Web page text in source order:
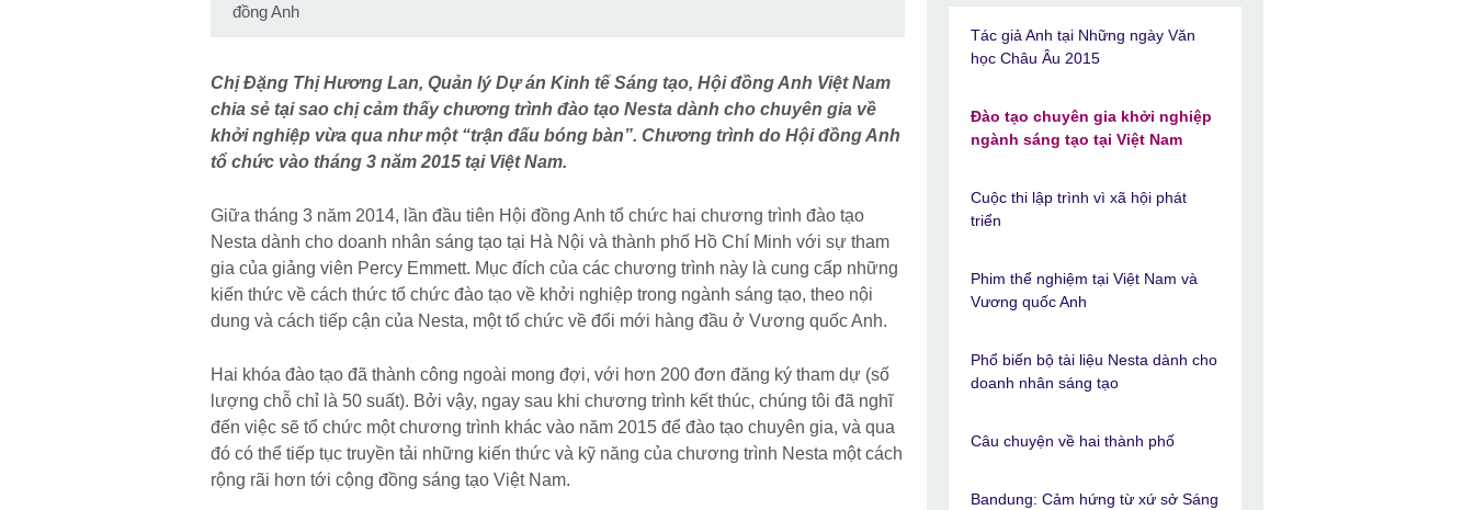
đồng Anh
Chị Đặng Thị Hương Lan, Quản lý Dự án Kinh tế Sáng tạo, Hội đồng Anh Việt Nam
chia sẻ tại sao chị cảm thấy chương trình đào tạo Nesta dành cho chuyên gia về
khởi nghiệp vừa qua như một “trận đấu bóng bàn”. Chương trình do Hội đồng Anh
tổ chức vào tháng 3 năm 2015 tại Việt Nam.
Giữa tháng 3 năm 2014, lần đầu tiên Hội đồng Anh tổ chức hai chương trình đào tạo
Nesta dành cho doanh nhân sáng tạo tại Hà Nội và thành phố Hồ Chí Minh với sự tham
gia của giảng viên Percy Emmett. Mục đích của các chương trình này là cung cấp những
kiến thức về cách thức tổ chức đào tạo về khởi nghiệp trong ngành sáng tạo, theo nội
dung và cách tiếp cận của Nesta, một tổ chức về đổi mới hàng đầu ở Vương quốc Anh.
Hai khóa đào tạo đã thành công ngoài mong đợi, với hơn 200 đơn đăng ký tham dự (số
lượng chỗ chỉ là 50 suất). Bởi vậy, ngay sau khi chương trình kết thúc, chúng tôi đã nghĩ
đến việc sẽ tổ chức một chương trình khác vào năm 2015 để đào tạo chuyên gia, và qua
đó có thể tiếp tục truyền tải những kiến thức và kỹ năng của chương trình Nesta một cách
rộng rãi hơn tới cộng đồng sáng tạo Việt Nam.
Tác giả Anh tại Những ngày Văn
học Châu Âu 2015
Đào tạo chuyên gia khởi nghiệp
ngành sáng tạo tại Việt Nam
Cuộc thi lập trình vì xã hội phát
triển
Phim thể nghiệm tại Việt Nam và
Vương quốc Anh
Phổ biến bộ tài liệu Nesta dành cho
doanh nhân sáng tạo
Câu chuyện về hai thành phố
Bandung: Cảm hứng từ xứ sở Sáng